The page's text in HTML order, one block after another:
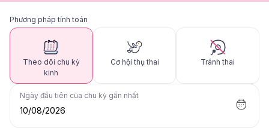
Phương pháp tính toán
Theo dõi chu kỳ
kinh
Cơ hội thụ thai Tránh thai
Ngày đầu tiên của chu kỳ gần nhất
10/08/2026